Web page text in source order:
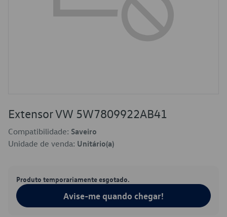
Extensor VW 5W7809922AB41
Compatibilidade: Saveiro
Unidade de venda: Unitário(a)
Produto temporariamente esgotado.
Avise-me quando chegar!